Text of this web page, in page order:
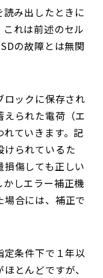
み出したときに
れは前述のセル
の故障とは無関
ロックに保存され
えられた電荷（エ
ていきます。記
けられているた
傷しても正しい
しエラー補正機
合には、補正で
定条件下で１年以
とんどですが、